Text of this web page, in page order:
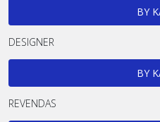
BY
DESIGNER
BY
REVENDAS